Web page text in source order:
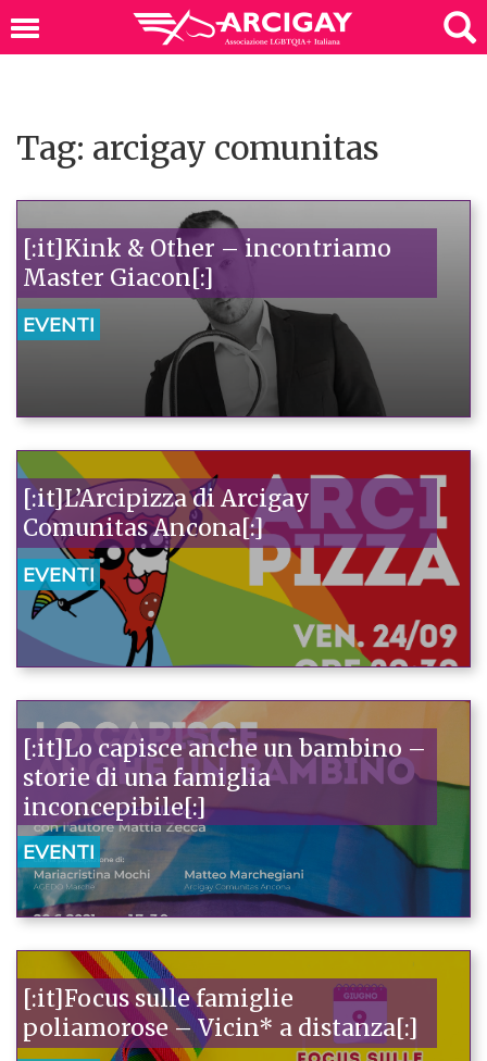
Tag: arcigay comunitas
[:it]Kink & Other – incontriamo
Master Giacon[:]
EVENTI
[:it]L’Arcipizza di Arcigay
Comunitas Ancona[:]
EVENTI
[:it]Lo capisce anche un bambino –
storie di una famiglia
inconcepibile[:]
EVENTI
[:it]Focus sulle famiglie
poliamorose – Vicin* a distanza[:]